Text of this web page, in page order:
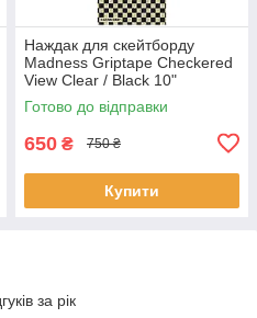
Наждак для скейтборду
Madness Griptape Checkered
View Clear / Black 10"
Готово до відправки
650 ₴ 750 ₴
Купити
за рік